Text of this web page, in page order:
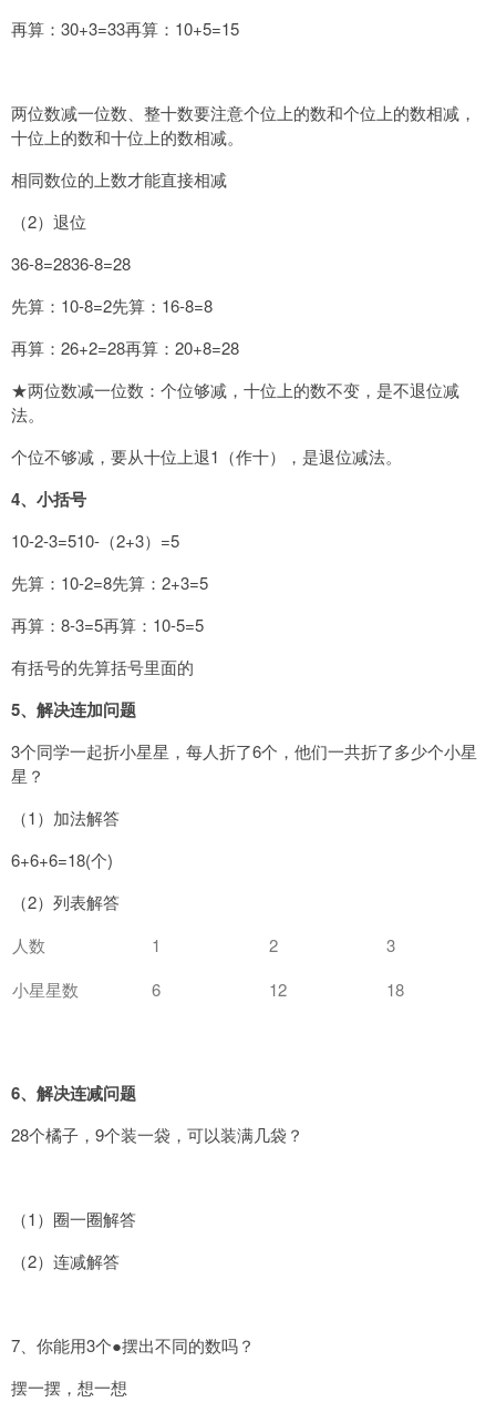
再算：30+3=33再算：10+5=15
两位数减一位数、整十数要注意个位上的数和个位上的数相减，
十位上的数和十位上的数相减。
相同数位的上数才能直接相减
（2）退位
36-8=2836-8=28
先算：10-8=2先算：16-8=8
再算：26+2=28再算：20+8=28
★两位数减一位数：个位够减，十位上的数不变，是不退位减
法。
个位不够减，要从十位上退1（作十），是退位减法。
4、小括号
10-2-3=510-（2+3）=5
先算：10-2=8先算：2+3=5
再算：8-3=5再算：10-5=5
有括号的先算括号里面的
5、解决连加问题
3个同学一起折小星星，每人折了6个，他们一共折了多少个小星
星？
（1）加法解答
6+6+6=18(个)
（2）列表解答
人数
1 2
3
小星星数
6 12 18
6、解决连减问题
28个橘子，9个装一袋，可以装满几袋？
（1）圈一圈解答
（2）连减解答
7、你能用3个●摆出不同的数吗？
摆一摆，想一想